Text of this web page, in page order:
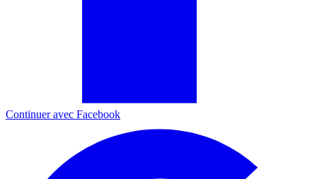
Continuer avec Facebook